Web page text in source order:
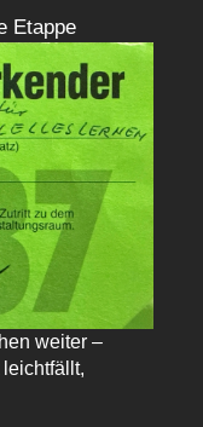
Etappe
weiter –